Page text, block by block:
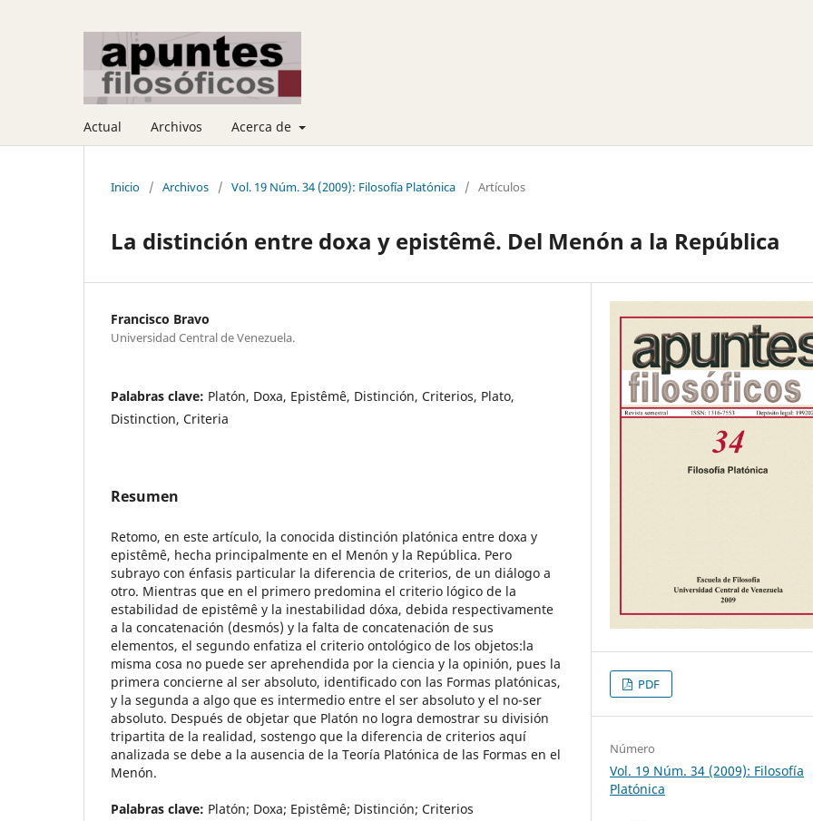
Actual Archivos Acerca de
Inicio / Archivos / Vol. 19 Núm. 34 (2009): Filosofía Platónica / Artículos
La distinción entre doxa y epistêmê. Del Menón a la República
Francisco Bravo
Universidad Central de Venezuela.
Palabras clave: Platón, Doxa, Epistêmê, Distinción, Criterios, Plato,
Distinction, Criteria
Resumen
Retomo, en este artículo, la conocida distinción platónica entre doxa y
epistêmê, hecha principalmente en el Menón y la República. Pero
subrayo con énfasis particular la diferencia de criterios, de un diálogo a
otro. Mientras que en el primero predomina el criterio lógico de la
estabilidad de epistêmê y la inestabilidad dóxa, debida respectivamente
a la concatenación (desmós) y la falta de concatenación de sus
elementos, el segundo enfatiza el criterio ontológico de los objetos:la
misma cosa no puede ser aprehendida por la ciencia y la opinión, pues la
primera concierne al ser absoluto, identificado con las Formas platónicas,
y la segunda a algo que es intermedio entre el ser absoluto y el no-ser
absoluto. Después de objetar que Platón no logra demostrar su división
tripartita de la realidad, sostengo que la diferencia de criterios aquí
analizada se debe a la ausencia de la Teoría Platónica de las Formas en el
Menón.
Palabras clave: Platón; Doxa; Epistêmê; Distinción; Criterios
PDF
Número
Vol. 19 Núm. 34 (2009): Filosofía
Platónica